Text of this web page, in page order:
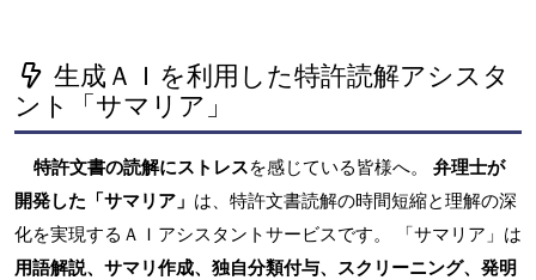
生成ＡＩを利用した特許読解アシスタ
ント「サマリア」
特許文書の読解にストレスを感じている皆様へ。 弁理士が
開発した「サマリア」 は、特許文書読解の時間短縮と理解の深
化を実現するＡＩアシスタントサービスです。 「サマリア」は
用語解説、サマリ作成、独自分類付与、スクリーニング、発明